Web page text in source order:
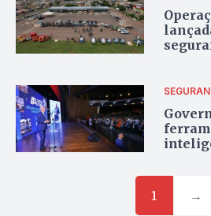
crime
1
→